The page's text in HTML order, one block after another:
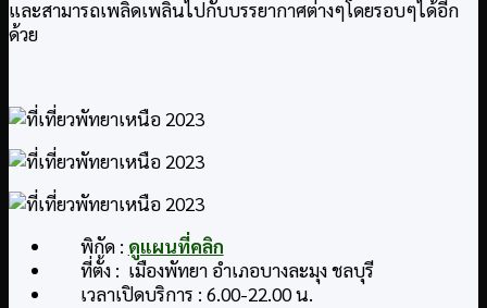
และสามารถเพลิดเพลินไปกับบรรยากาศต่างๆโดยรอบๆได้อีก
ด้วย
พิกัด : ดูแผนที่คลิก
ที่ตั้ง : เมืองพัทยา อำเภอบางละมุง ชลบุรี
เวลาเปิดบริการ : 6.00-22.00 น.